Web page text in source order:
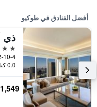
أفضل الفنادق في طوكيو
5 نجوم
0.0 كيلومتر عن وسط المدينة
1,549 ﷼